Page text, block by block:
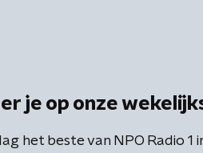
je op onze
het beste van NPO Radio 1